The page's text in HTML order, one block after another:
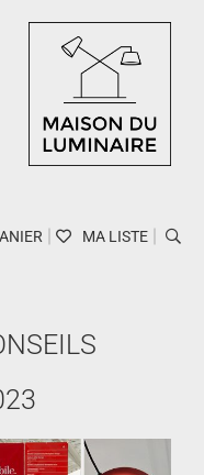
MA LISTE